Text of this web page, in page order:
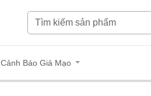
Cảnh Báo Giả Mạo